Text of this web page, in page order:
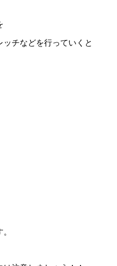
チなどを行っていくと